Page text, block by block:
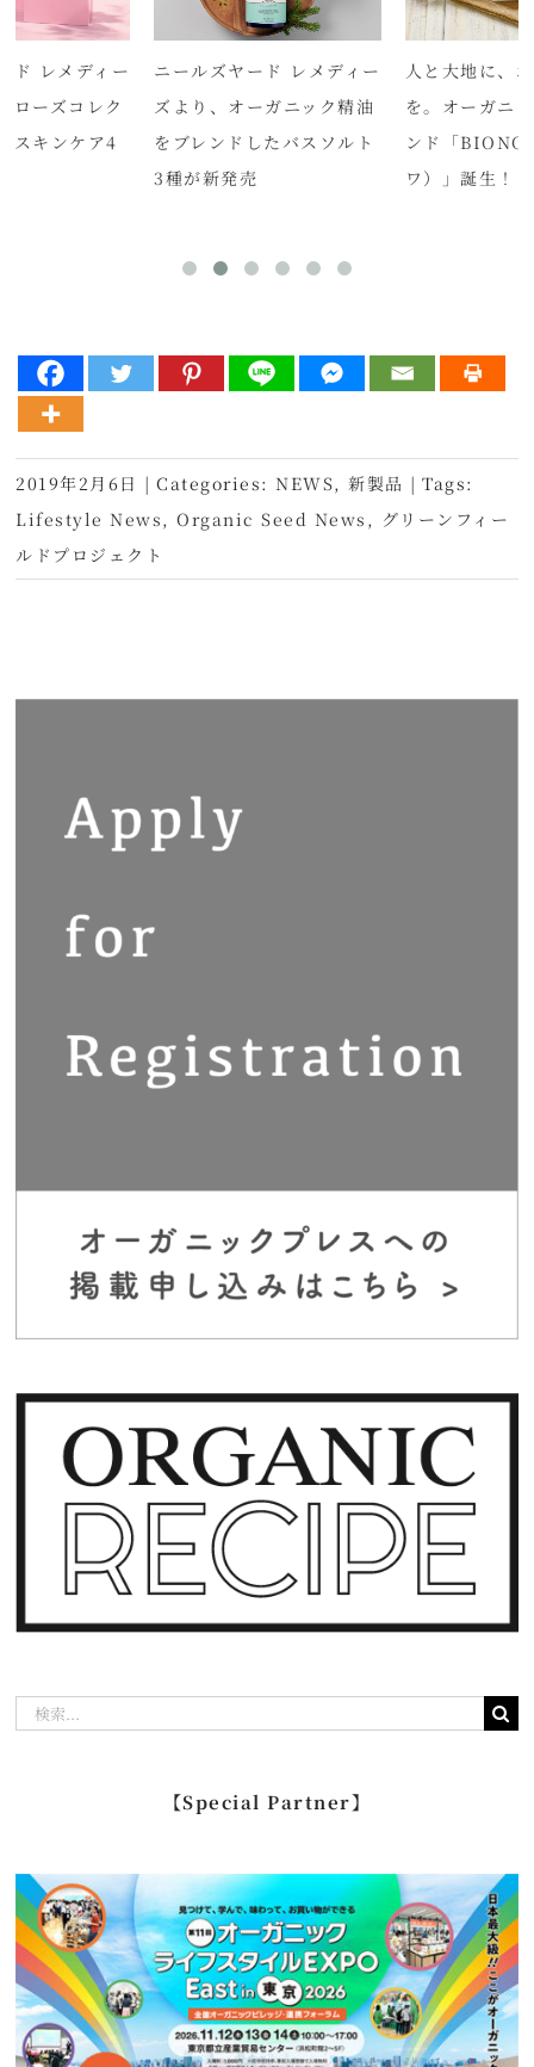
ド レメディー
ローズコレク
スキンケア4
ニールズヤード レメディー
ズより、オーガニック精油
をブレンドしたバスソルト
3種が新発売
人と大地に、
を。オーガニ
ンド「
ワ）」誕生！
2019年2月6日 | Categories: NEWS,新製品 | Tags:
Lifestyle News ,Organic Seed News , グリーンフィー
ルドプロジェクト
【Special Partner】